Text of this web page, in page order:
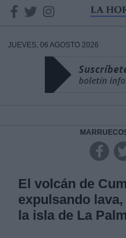
JUEVES, 06 AGOSTO 2026
El volcán de
expulsando
la isla de La
DATOS
Responsable:
Legitimación: